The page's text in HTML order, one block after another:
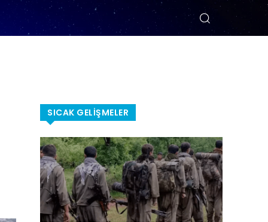
SICAK GELIŞMELER